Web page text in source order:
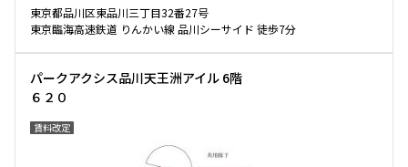
東京都品川区東品川三丁目32番27号
東京臨海高速鉄道 りんかい線 品川シーサイド 徒歩7分
パークアクシス品川天王洲アイル 6階
６２０
賃料改定